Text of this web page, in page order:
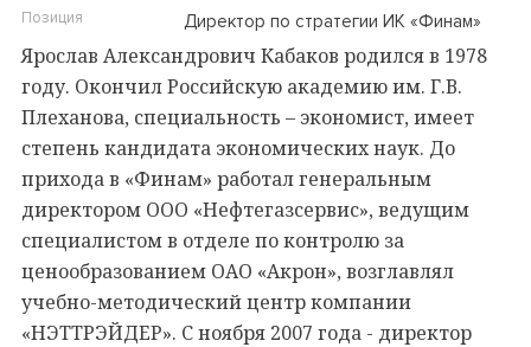
Ярослав Александрович Кабаков родился в 1978
году. Окончил Российскую академию им. Г.В.
Плеханова, специальность – экономист, имеет
степень кандидата экономических наук. До
прихода в «Финам» работал генеральным
директором ООО «Нефтегазсервис», ведущим
специалистом в отделе по контролю за
ценообразованием ОАО «Акрон», возглавлял
учебно-методический центр компании
«НЭТТРЭЙДЕР». С ноября 2007 года - директор
Позиция Директор по стратегии ИК «Финам»